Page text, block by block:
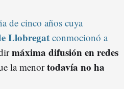
de cinco años cuya
Llobregat conmocionó a
máxima difusión en redes
la menortodavía no ha